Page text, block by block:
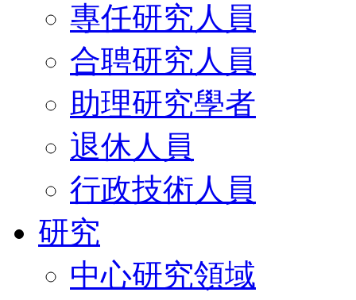
專任研究人員
合聘研究人員
助理研究學者
退休人員
行政技術人員
研究
中心研究領域